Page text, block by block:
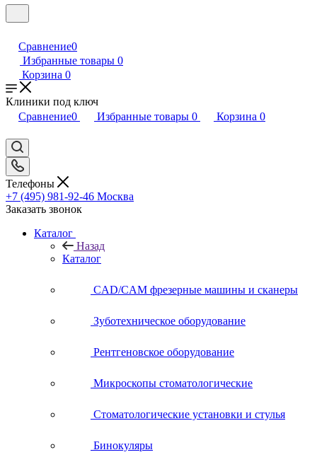
Сравнение0
Избранные товары 0
Корзина 0
Клиники под ключ
Сравнение0 Избранные товары 0 Корзина 0
Телефоны
+7 (495) 981-92-46 Москва
Заказать звонок
Каталог
Назад
Каталог
CAD/CAM фрезерные машины и сканеры
Зуботехническое оборудование
Рентгеновское оборудование
Микроскопы стоматологические
Стоматологические установки и стулья
Бинокуляры